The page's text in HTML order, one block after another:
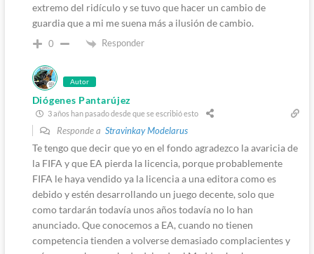
extremo del ridículo y se tuvo que hacer un cambio de
guardia que a mi me suena más a ilusión de cambio.
0 Responder
Autor
Diógenes Pantarújez
3 años han pasado desde que se escribió esto
Responde a Stravinkay Modelarus
Te tengo que decir que yo en el fondo agradezco la avaricia de
la FIFA y que EA pierda la licencia, porque probablemente
FIFA le haya vendido ya la licencia a una editora como es
debido y estén desarrollando un juego decente, solo que
como tardarán todavía unos años todavía no lo han
anunciado. Que conocemos a EA, cuando no tienen
competencia tienden a volverse demasiado complacientes y